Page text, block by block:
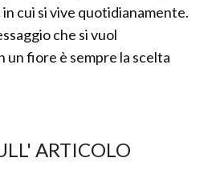
cui si vive quotidianamente.
che si vuol
un fiore è sempre la scelta
ARTICOLO